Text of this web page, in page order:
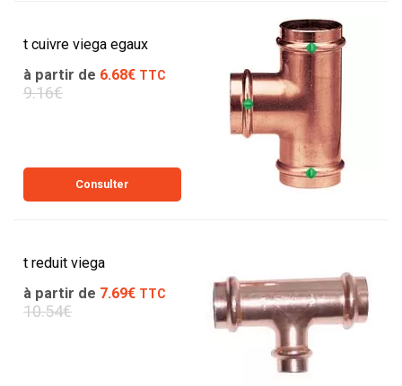
t cuivre viega egaux
à partir de 6.68€ TTC
9.16€
Consulter
t reduit viega
à partir de 7.69€ TTC
10.54€